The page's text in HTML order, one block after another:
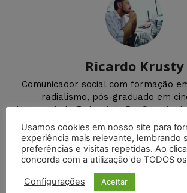
Ricardo Krusty
Comunicador social com formação
radialismo, pós-graduado em
Universidade Federal do Rio Grande
DEIXE UM COMENTÁRIO
Default Comments (0) Facebook Comments
Usamos cookies em nosso site para
experiência mais relevante, lembrando
preferências e visitas repetidas. Ao
concorda com a utilização de TODOS
Configurações Aceitar